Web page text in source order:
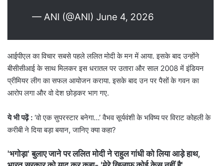
— ANI (@ANI) June 4, 2026
आईपीएल का विचार सबसे पहले ललित मोदी के मन में आया. इसके बाद उन्होंने
बीसीसीआई के साथ मिलकर इस धरातल पर उतारा और साल 2008 में इंडियन
प्रीमियर लीग का सफल आयोजन कराया. इसके बाद उन पर पैसों के गवन का
आरोप लगा और वो देश छोड़कर भाग गए.
ये भी पढ़ें : ‘वो एक सुपरस्टार बनेगा…’ वैभव सूर्यवंशी के भविष्य पर विराट कोहली के
करीबी ने दिया बड़ा बयान, जानिए क्या कहा?
'भगोड़ा' बुलाए जाने पर ललित मोदी ने राहुल गांधी को लिया आड़े हाथ,